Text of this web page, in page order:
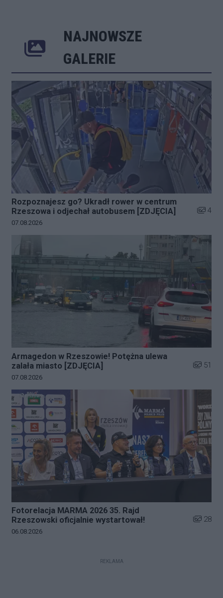
NAJNOWSZE
GALERIE
Rozpoznajesz go? Ukradł rower w centrum
Rzeszowa i odjechał autobusem [ZDJĘCIA]
Liczba
4
Data dodania galerii:
07.08.2026
Armagedon w Rzeszowie! Potężna ulewa
zalała miasto [ZDJĘCIA]
Liczba
51
Data dodania galerii:
07.08.2026
Fotorelacja MARMA 2026 35. Rajd
Rzeszowski oficjalnie wystartował!
Liczba
28
Data dodania galerii:
06.08.2026
REKLAMA